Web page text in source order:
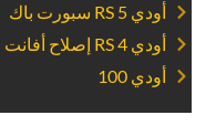
‏أودي RS 5 سبورت باك‏
‏أودي RS 4 إصلاح أفانت‏
‏أودي 100‏